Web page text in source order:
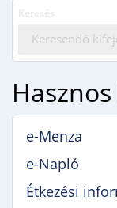
Erasmus+
e-Menza
e-Napló
Étkezési